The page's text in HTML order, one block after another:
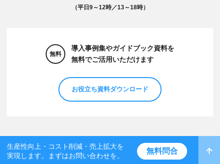
（平日9～12時／13～18時）
無料
導入事例集やガイドブック資料を
無料でご活用いただけます
お役立ち資料ダウンロード
生産性向上・コスト削減・売上拡大を
実現します。まずはお問い合わせを。
無料問合